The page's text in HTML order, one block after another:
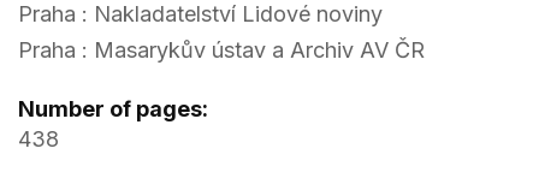
Praha : Nakladatelství Lidové noviny
Praha : Masarykův ústav a Archiv AV ČR
Number of pages:
438